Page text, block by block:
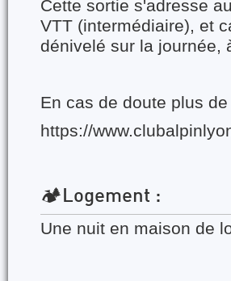
Cette sortie s'adresse
VTT (intermédiaire), et
dénivelé sur la journée,
En cas de doute plus
https://
🏕️Logement :
Une nuit en maison de